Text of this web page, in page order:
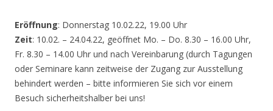
Eröffnung: Donnerstag 10.02.22, 19.00 Uhr
Zeit: 10.02. – 24.04.22, geöffnet Mo. – Do. 8.30 – 16.00 Uhr,
Fr. 8.30 – 14.00 Uhr und nach Vereinbarung (durch Tagungen
oder Seminare kann zeitweise der Zugang zur Ausstellung
behindert werden – bitte informieren Sie sich vor einem
Besuch sicherheitshalber bei uns!